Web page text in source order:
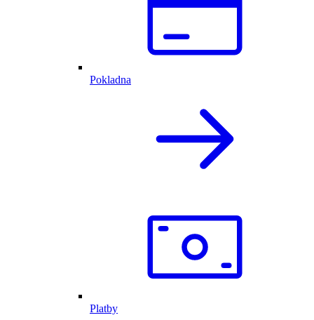
Pokladna
Platby